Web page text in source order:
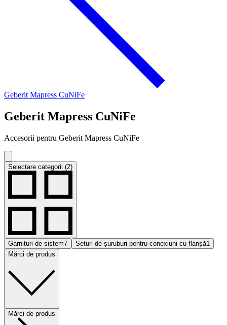
Geberit Mapress CuNiFe
Geberit Mapress CuNiFe
Accesorii pentru Geberit Mapress CuNiFe
Selectare categorii (2)
Garnituri de sistem7 Seturi de șuruburi pentru conexiuni cu flanșă1
Mărci de produs
Mărci de produs